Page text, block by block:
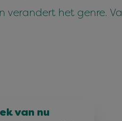
verandert het genre.
van nu